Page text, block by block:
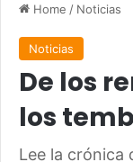
Home / Noticias
Noticias
De los
los
Lee la crónica